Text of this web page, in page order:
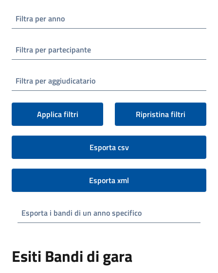
Filtra per anno
Filtra per partecipante
Filtra per aggiudicatario
Applica filtri Ripristina filtri
Esporta csv
Esporta xml
Esporta i bandi di un anno specifico
Esiti Bandi di gara